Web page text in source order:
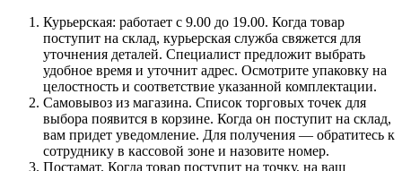
Курьерская: работает с 9.00 до 19.00. Когда товар
поступит на склад, курьерская служба свяжется для
уточнения деталей. Специалист предложит выбрать
удобное время и уточнит адрес. Осмотрите упаковку на
целостность и соответствие указанной комплектации.
Самовывоз из магазина. Список торговых точек для
выбора появится в корзине. Когда он поступит на склад,
вам придет уведомление. Для получения — обратитесь к
сотруднику в кассовой зоне и назовите номер.
Постамат. Когда товар поступит на точку, на ваш